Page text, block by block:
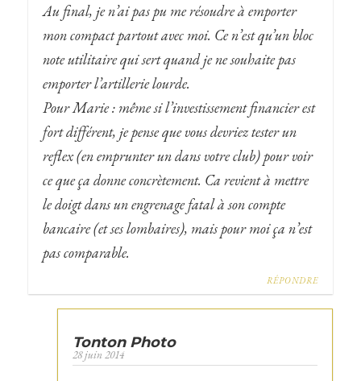
Au final, je n’ai pas pu me résoudre à emporter
mon compact partout avec moi. Ce n’est qu’un bloc
note utilitaire qui sert quand je ne souhaite pas
emporter l’artillerie lourde.
Pour Marie : même si l’investissement financier est
fort différent, je pense que vous devriez tester un
reflex (en emprunter un dans votre club) pour voir
ce que ça donne concrètement. Ca revient à mettre
le doigt dans un engrenage fatal à son compte
bancaire (et ses lombaires), mais pour moi ça n’est
pas comparable.
RÉPONDRE
Tonton Photo
28 juin 2014